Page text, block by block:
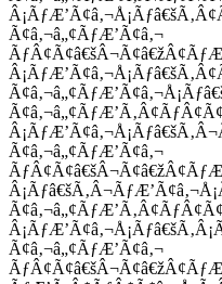
Ã¢â‚¬â„¢ÃƒÆ’Ã¢â‚¬
Ã¢â‚¬â„¢ÃƒÆ’Ã¢â‚¬
Ã¢â‚¬â„¢ÃƒÆ’Ã¢â‚¬